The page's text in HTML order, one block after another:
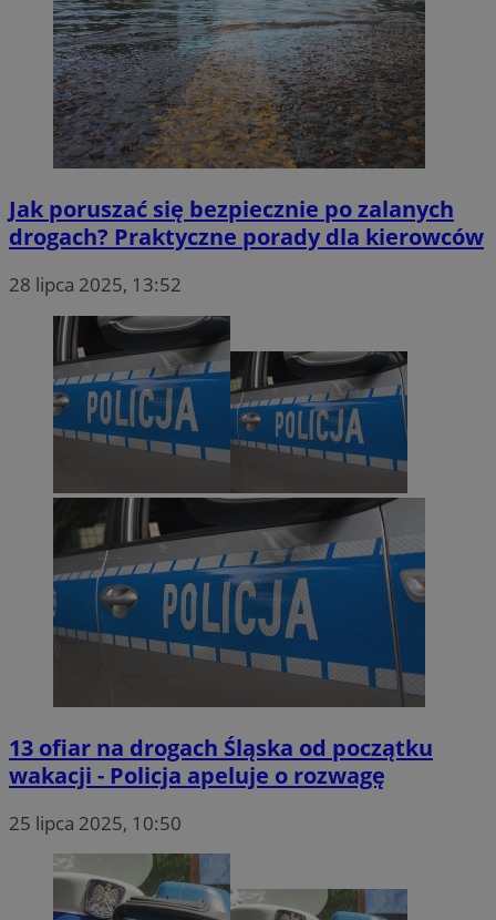
Jak poruszać się bezpiecznie po zalanych
drogach? Praktyczne porady dla kierowców
28 lipca 2025, 13:52
13 ofiar na drogach Śląska od początku
wakacji - Policja apeluje o rozwagę
25 lipca 2025, 10:50